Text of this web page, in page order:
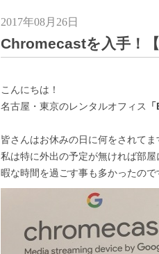
2017年08月26日
Chromecastを入手！
こんにちは！
名古屋・東京のレンタルオフィス
皆さんはお休みの日に何をされてま
私は特に外出の予定が無ければ部
暇な時間を過ごす事も多かったの